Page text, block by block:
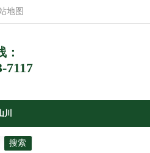
地图
：
7117
川